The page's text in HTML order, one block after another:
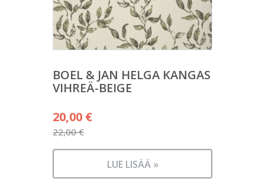
BOEL & JAN HELGA KANGAS
VIHREÄ-BEIGE
22,00€
Alkuperäinen
hinta
oli:
20,00 €
Nykyinen
on:
LUE LISÄÄ »